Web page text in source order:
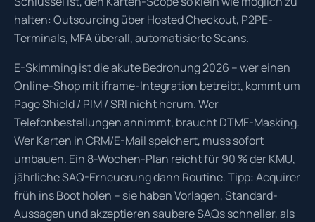
halten: Outsourcing über Hosted Checkout, P2PE-
Terminals, MFA überall, automatisierte Scans.
E-Skimming ist die akute Bedrohung 2026 – wer einen
Online-Shop mit iframe-Integration betreibt, kommt um
Page Shield / PIM / SRI nicht herum. Wer
Telefonbestellungen annimmt, braucht DTMF-Masking.
Wer Karten in CRM/E-Mail speichert, muss sofort
umbauen. Ein 8-Wochen-Plan reicht für 90 % der KMU,
jährliche SAQ-Erneuerung dann Routine. Tipp: Acquirer
früh ins Boot holen – sie haben Vorlagen, Standard-
Aussagen und akzeptieren saubere SAQs schneller, als